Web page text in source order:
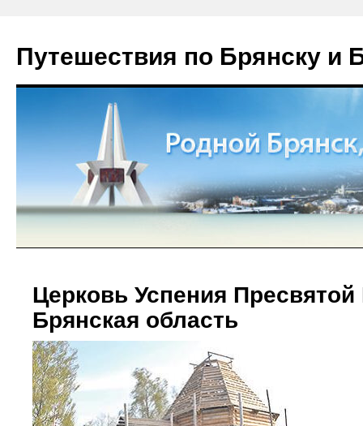
Путешествия по Брянску и
Церковь Успения
Брянская область